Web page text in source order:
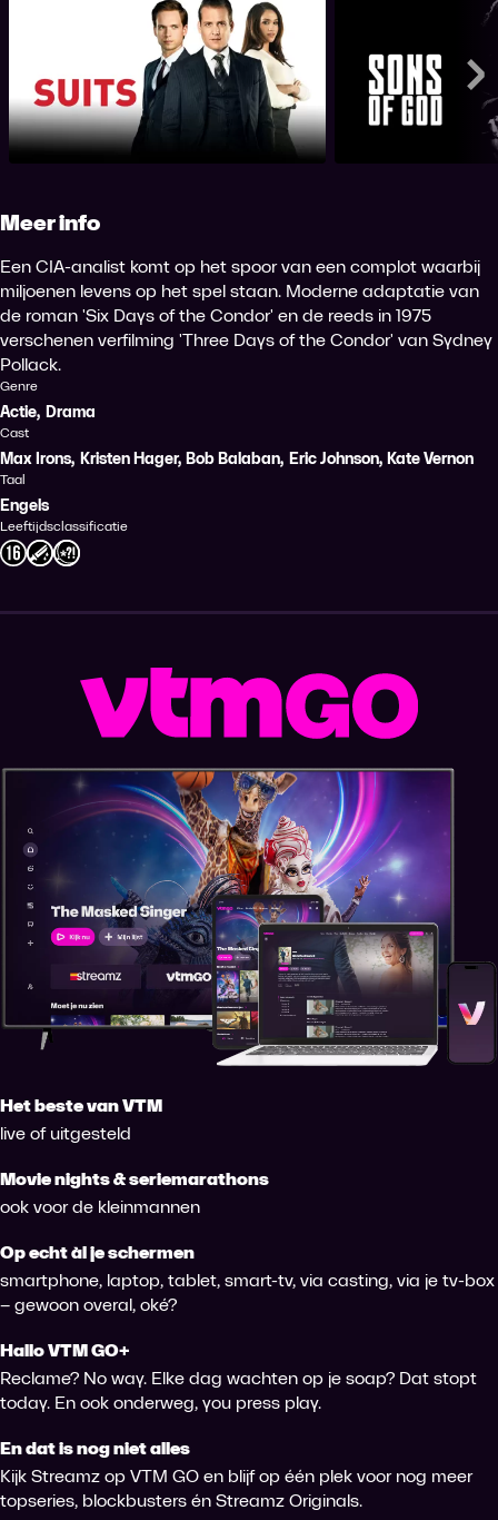
Suits Sons
Meer info
Een CIA-analist komt op het spoor van een complot waarbij
miljoenen levens op het spel staan. Moderne adaptatie van
de roman 'Six Days of the Condor' en de reeds in 1975
verschenen verfilming 'Three Days of the Condor' van Sydney
Pollack.
Genre
Actie, Drama
Cast
Max Irons, Kristen Hager, Bob Balaban, Eric Johnson, Kate Vernon
Taal
Engels
Leeftijdsclassificatie
Het beste van VTM
live of uitgesteld
Movie nights & seriemarathons
ook voor de kleinmannen
Op echt àl je schermen
smartphone, laptop, tablet, smart-tv, via casting, via je tv-box
– gewoon overal, oké?
Hallo VTM GO+
Reclame? No way. Elke dag wachten op je soap? Dat stopt
today. En ook onderweg, you press play.
En dat is nog niet alles
Kijk Streamz op VTM GO en blijf op één plek voor nog meer
topseries, blockbusters én Streamz Originals.